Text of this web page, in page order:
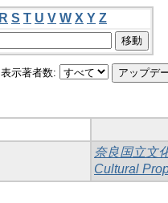
R S T U V W X Y Z
表示著者数:
奈良国立文
Cultural